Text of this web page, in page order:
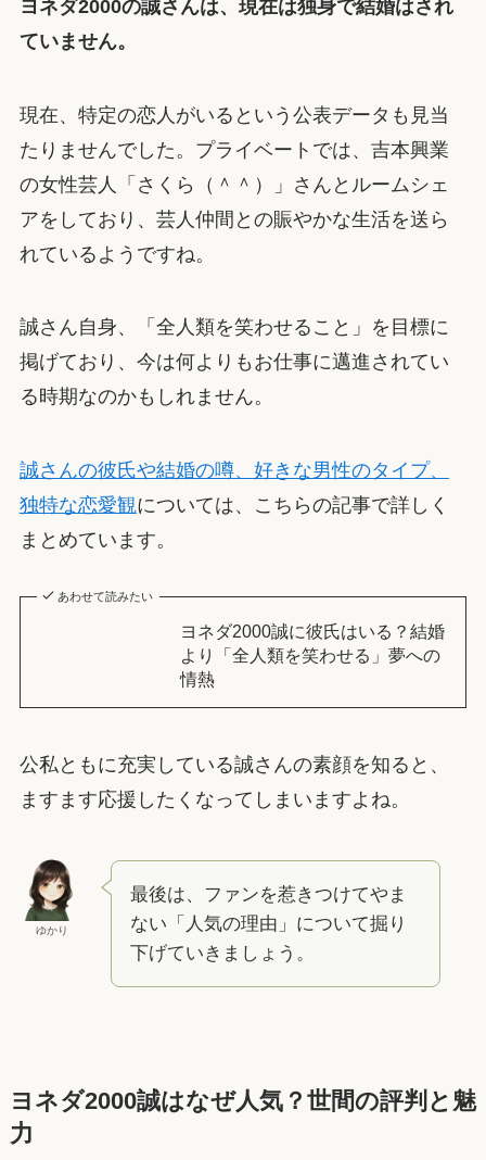
ヨネダ2000の誠さんは、現在は独身で結婚はされ
ていません。
現在、特定の恋人がいるという公表データも見当
たりませんでした。プライベートでは、吉本興業
の女性芸人「さくら（＾＾）」さんとルームシェ
アをしており、芸人仲間との賑やかな生活を送ら
れているようですね。
誠さん自身、「全人類を笑わせること」を目標に
掲げており、今は何よりもお仕事に邁進されてい
る時期なのかもしれません。
誠さんの彼氏や結婚の噂、好きな男性のタイプ、
独特な恋愛観については、こちらの記事で詳しく
まとめています。
あわせて読みたい
ヨネダ2000誠に彼氏はいる？結婚
より「全人類を笑わせる」夢への
情熱
公私ともに充実している誠さんの素顔を知ると、
ますます応援したくなってしまいますよね。
ゆかり
最後は、ファンを惹きつけてやま
ない「人気の理由」について掘り
下げていきましょう。
ヨネダ2000誠はなぜ人気？世間の評判と魅
力